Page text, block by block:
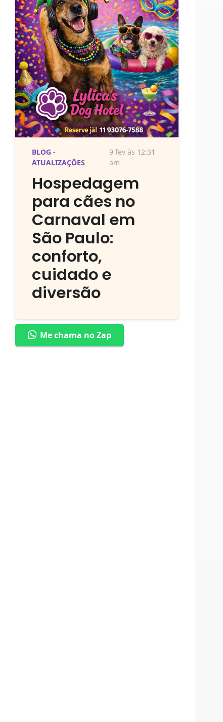
BLOG -
ATUALIZAÇÕES
9 fev às 12:31
am
Hospedagem
para cães no
Carnaval em
São Paulo:
conforto,
cuidado e
diversão
Me chama no Zap